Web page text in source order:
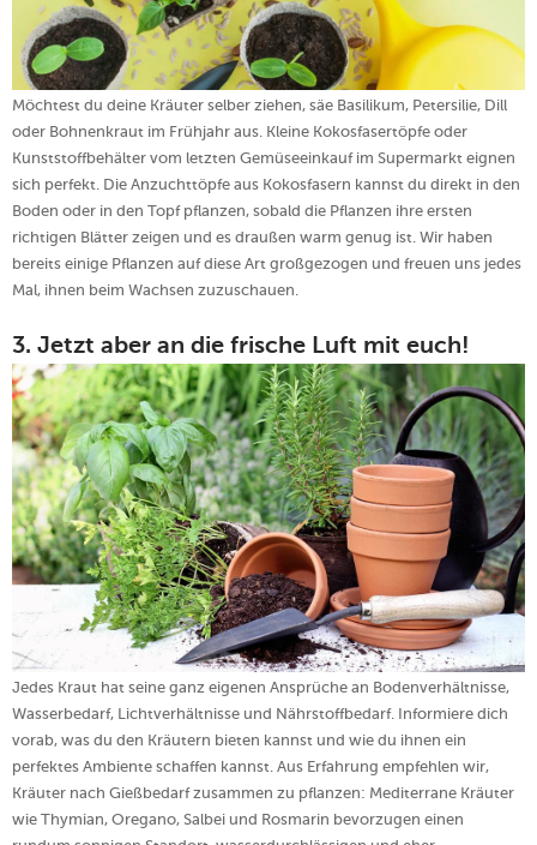
Möchtest du deine Kräuter selber ziehen, säe Basilikum, Petersilie, Dill
oder Bohnenkraut im Frühjahr aus. Kleine Kokosfasertöpfe oder
Kunststoffbehälter vom letzten Gemüseeinkauf im Supermarkt eignen
sich perfekt. Die Anzuchttöpfe aus Kokosfasern kannst du direkt in den
Boden oder in den Topf pflanzen, sobald die Pflanzen ihre ersten
richtigen Blätter zeigen und es draußen warm genug ist. Wir haben
bereits einige Pflanzen auf diese Art großgezogen und freuen uns jedes
Mal, ihnen beim Wachsen zuzuschauen.
3. Jetzt aber an die frische Luft mit euch!
Jedes Kraut hat seine ganz eigenen Ansprüche an Bodenverhältnisse,
Wasserbedarf, Lichtverhältnisse und Nährstoffbedarf. Informiere dich
vorab, was du den Kräutern bieten kannst und wie du ihnen ein
perfektes Ambiente schaffen kannst. Aus Erfahrung empfehlen wir,
Kräuter nach Gießbedarf zusammen zu pflanzen: Mediterrane Kräuter
wie Thymian, Oregano, Salbei und Rosmarin bevorzugen einen